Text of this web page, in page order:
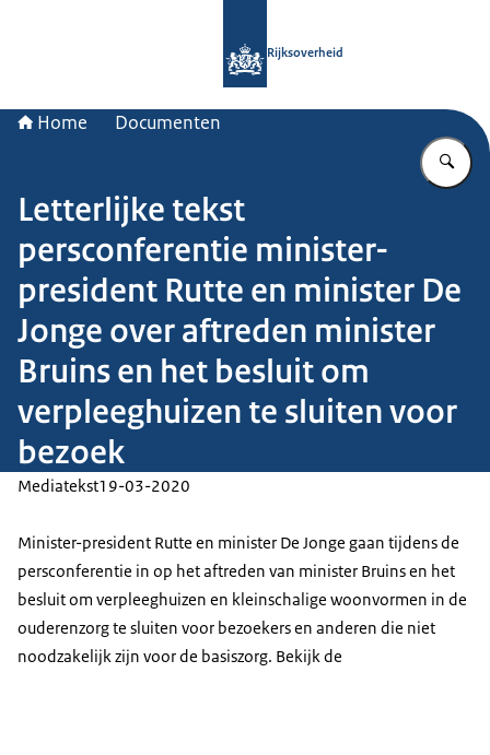
Rijksoverheid
Home Documenten
Letterlijke tekst
persconferentie minister-
president Rutte en minister De
Jonge over aftreden minister
Bruins en het besluit om
verpleeghuizen te sluiten voor
bezoek
Mediatekst19-03-2020
Minister-president Rutte en minister De Jonge gaan tijdens de
persconferentie in op het aftreden van minister Bruins en het
besluit om verpleeghuizen en kleinschalige woonvormen in de
ouderenzorg te sluiten voor bezoekers en anderen die niet
noodzakelijk zijn voor de basiszorg. Bekijk de